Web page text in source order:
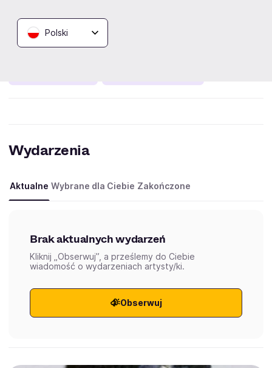
Polski
Lil Yachty - we współpracy artystów powstał utwór
"Can't Go".
Wydarzenia
Aktualne Wybrane dla Ciebie Zakończone
Brak aktualnych wydarzeń
Kliknij „Obserwuj”, a prześlemy do Ciebie
wiadomość o wydarzeniach artysty/ki.
Obserwuj